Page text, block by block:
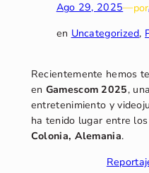
Ago 29, 2025—por
en Uncategorized,
Recientemente hemos
en Gamescom 2025,
entretenimiento y
ha tenido lugar entre
Colonia, Alemania.